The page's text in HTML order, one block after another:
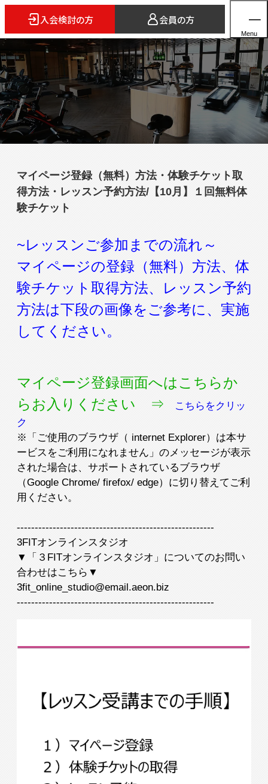
入会検討の方 会員の方
Menu
ホーム
店舗検索
3FITとは
よくあるご質問
法人会員のご案内
入会検討の方 会員の方
公式SNSアカウント
マイページ登録（無料）方法・体験チケット取
得方法・レッスン予約方法/【10月】１回無料体
験チケット
~レッスンご参加までの流れ～
マイページの登録（無料）方法、体
験チケット取得方法、レッスン予約
方法は下段の画像をご参考に、実施
してください。
マイページ登録画面へはこちらか
らお入りください ⇒
こちらをクリッ
ク
※「ご使用のブラウザ（ internet Explorer）は本サ
ービスをご利用になれません」のメッセージが表示
された場合は、サポートされているブラウザ
（Google Chrome/ firefox/ edge）に切り替えてご利
用ください。
-------------------------------------------------------
3FITオンラインスタジオ
▼「３FITオンラインスタジオ」についてのお問い
合わせはこちら▼
3fit_online_studio@email.aeon.biz
-------------------------------------------------------